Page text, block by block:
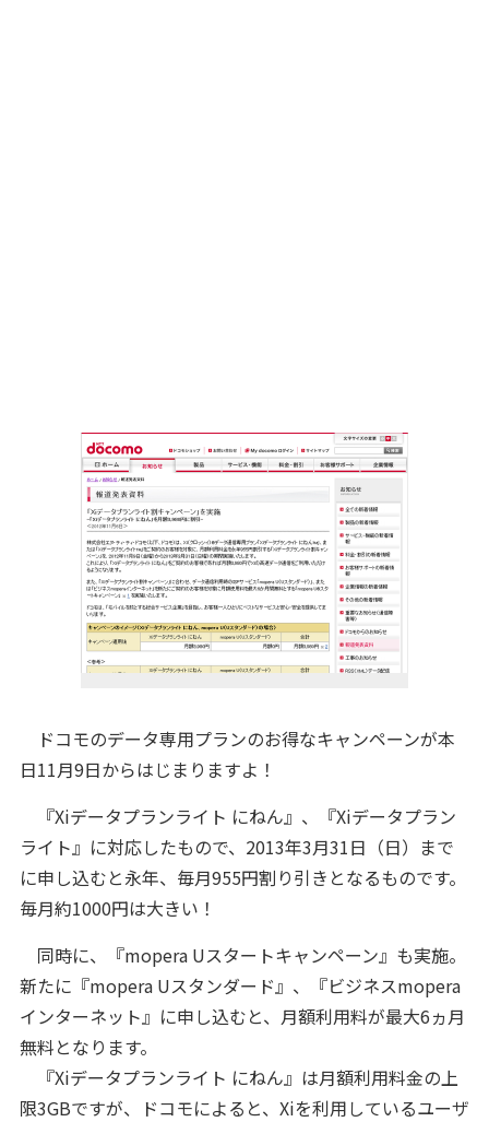
ドコモのデータ専用プランのお得なキャンペーンが本
日11月9日からはじまりますよ！
『Xiデータプランライト にねん』、『Xiデータプラン
ライト』に対応したもので、2013年3月31日（日）まで
に申し込むと永年、毎月955円割り引きとなるものです。
毎月約1000円は大きい！
同時に、『mopera Uスタートキャンペーン』も実施。
新たに『mopera Uスタンダード』、『ビジネスmopera
インターネット』に申し込むと、月額利用料が最大6ヵ月
無料となります。
『Xiデータプランライト にねん』は月額利用料金の上
限3GBですが、ドコモによると、Xiを利用しているユーザ